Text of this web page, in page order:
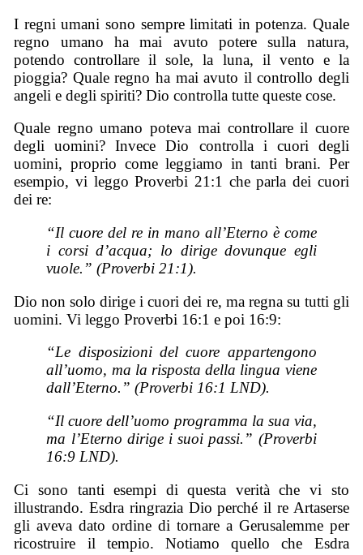
I regni umani sono sempre limitati in potenza. Quale
regno umano ha mai avuto potere sulla natura,
potendo controllare il sole, la luna, il vento e la
pioggia? Quale regno ha mai avuto il controllo degli
angeli e degli spiriti? Dio controlla tutte queste cose.
Quale regno umano poteva mai controllare il cuore
degli uomini? Invece Dio controlla i cuori degli
uomini, proprio come leggiamo in tanti brani. Per
esempio, vi leggo Proverbi 21:1 che parla dei cuori
dei re:
“Il cuore del re in mano all’Eterno è come
i corsi d’acqua; lo dirige dovunque egli
vuole.” (Proverbi 21:1).
Dio non solo dirige i cuori dei re, ma regna su tutti gli
uomini. Vi leggo Proverbi 16:1 e poi 16:9:
“Le disposizioni del cuore appartengono
all’uomo, ma la risposta della lingua viene
dall’Eterno.” (Proverbi 16:1 LND).
“Il cuore dell’uomo programma la sua via,
ma l’Eterno dirige i suoi passi.” (Proverbi
16:9 LND).
Ci sono tanti esempi di questa verità che vi sto
illustrando. Esdra ringrazia Dio perché il re Artaserse
gli aveva dato ordine di tornare a Gerusalemme per
ricostruire il tempio. Notiamo quello che Esdra